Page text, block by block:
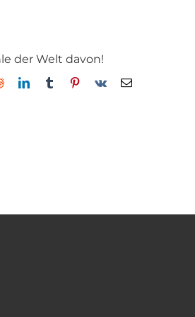
der Welt davon!
RedditLinkedInTumblrPinterest
Vk
E-